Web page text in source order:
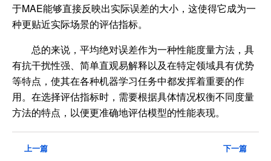
于MAE能够直接反映出实际误差的大小，这使得它成为一
种更贴近实际场景的评估指标。
总的来说，平均绝对误差作为一种性能度量方法，具
有抗干扰性强、简单直观易解释以及在特定领域具有优势
等特点，使其在各种机器学习任务中都发挥着重要的作
用。在选择评估指标时，需要根据具体情况权衡不同度量
方法的特点，以便更准确地评估模型的性能表现。
上一篇 下一篇